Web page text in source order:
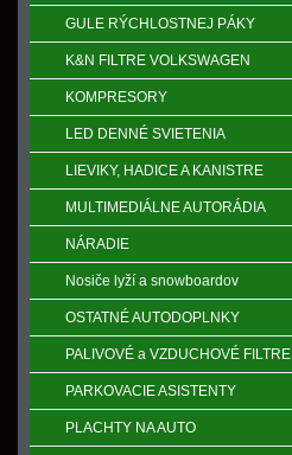
GULE RÝCHLOSTNEJ PÁKY
K&N FILTRE VOLKSWAGEN
KOMPRESORY
LED DENNÉ SVIETENIA
LIEVIKY, HADICE A KANISTRE
MULTIMEDIÁLNE AUTORÁDIA
NÁRADIE
Nosiče lyží a snowboardov
OSTATNÉ AUTODOPLNKY
PALIVOVÉ a VZDUCHOVÉ FILTRE
PARKOVACIE ASISTENTY
PLACHTY NA AUTO